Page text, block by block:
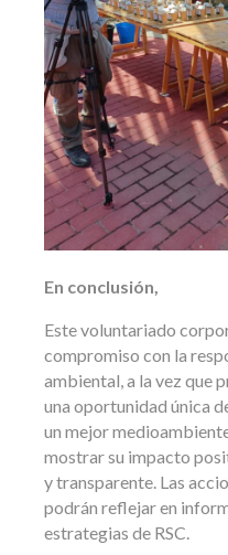
En conclusión,
Este voluntariado
compromiso con la
ambiental, a la vez que
una oportunidad única
un mejor
mostrar su impacto
y transparente. Las
podrán reflejar en
estrategias de RSC.